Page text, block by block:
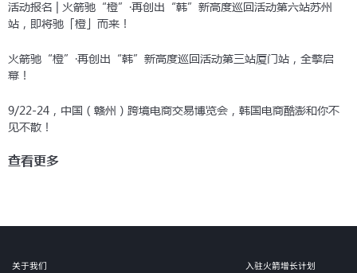
活动报名 | 火箭驰“橙”·再创出“韩”新高度巡回活动第六站苏州
站，即将驰「橙」而来！
火箭驰“橙”·再创出“韩”新高度巡回活动第三站厦门站，全擎启
幕！
9/22-24，中国（赣州）跨境电商交易博览会，韩国电商酷澎和你不
见不散！
查看更多
关于我们 入驻火箭增长计划